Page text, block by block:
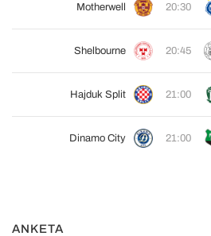
Motherwell 20:30
Shelbourne 20:45
Hajduk Split 21:00
Dinamo City 21:00
ANKETA